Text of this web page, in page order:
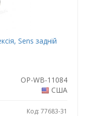
Sens задній
OP-WB-11084
США
Код: 77683-31